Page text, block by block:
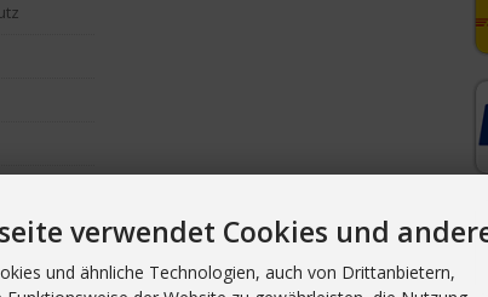
verwendet Cookies und
und ähnliche Technologien, auch von Drittanbietern,